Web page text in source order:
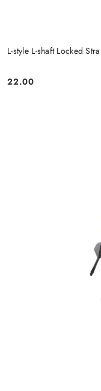
L-style L-shaft Locked
Cena:
22.00